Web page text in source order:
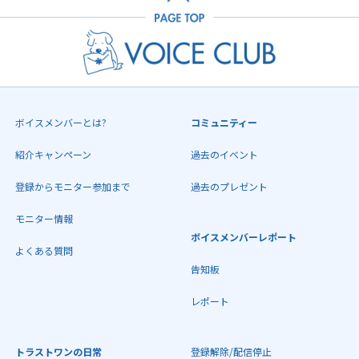
ボイスメンバーとは?
紹介キャンペーン
登録からモニター参加まで
モニター情報
よくある質問
コミュニティー
過去のイベント
過去のプレゼント
ボイスメンバーレポート
告知板
レポート
トラストワンの日常 登録解除/配信停止